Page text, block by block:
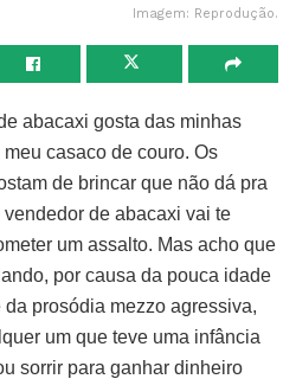
Imagem: Reprodução.
abacaxi gosta das minhas
meu casaco de couro. Os
de brincar que não dá pra
vendedor de abacaxi vai te
um assalto. Mas acho que
por causa da pouca idade
prosódia mezzo agressiva,
um que teve uma infância
sorrir para ganhar dinheiro